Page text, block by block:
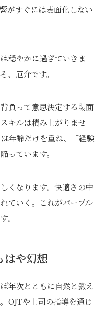
がすぐには表面化しない
穏やかに過ぎていきま
、厄介です。
負って意思決定する場面
キルは積み上がりませ
年齢だけを重ね、「経験
っています。
くなります。快適さの中
ていく。これがパープル
。
はや幻想
年次とともに自然と鍛え
OJTや上司の指導を通じ